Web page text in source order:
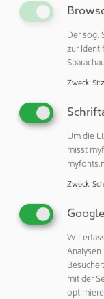
Generation. Das
vorkonfiguriert.
ENDPOINT,
von Systec &
Ein besonderes
von Systec &
bestehende
Zubehörteile über
ermöglicht.
Auf Wunsch
angestrebten EX-
sowie HazLoc
höchste
Der sog.
zur
Zweck:
Um die
misst
Zweck:
Wir
mit der